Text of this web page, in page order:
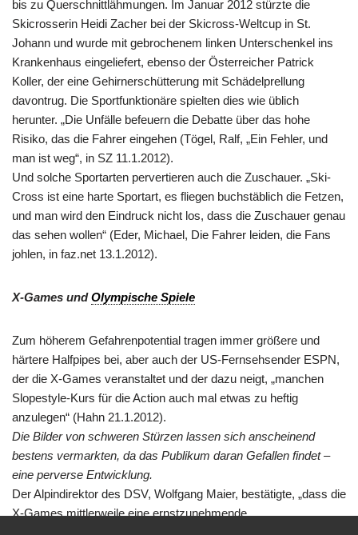
bis zu Querschnittlähmungen. Im Januar 2012 stürzte die
Skicrosserin Heidi Zacher bei der Skicross-Weltcup in St.
Johann und wurde mit gebrochenem linken Unterschenkel ins
Krankenhaus eingeliefert, ebenso der Österreicher Patrick
Koller, der eine Gehirnerschütterung mit Schädelprellung
davontrug. Die Sportfunktionäre spielten dies wie üblich
herunter. „Die Unfälle befeuern die Debatte über das hohe
Risiko, das die Fahrer eingehen (Tögel, Ralf, „Ein Fehler, und
man ist weg“, in SZ 11.1.2012).
Und solche Sportarten pervertieren auch die Zuschauer. „Ski-
Cross ist eine harte Sportart, es fliegen buchstäblich die Fetzen,
und man wird den Eindruck nicht los, dass die Zuschauer genau
das sehen wollen“ (Eder, Michael, Die Fahrer leiden, die Fans
johlen, in faz.net 13.1.2012).
X-Games undOlympische Spiele
Zum höherem Gefahrenpotential tragen immer größere und
härtere Halfpipes bei, aber auch der US-Fernsehsender ESPN,
der die X-Games veranstaltet und der dazu neigt, „manchen
Slopestyle-Kurs für die Action auch mal etwas zu heftig
anzulegen“ (Hahn 21.1.2012).
Die Bilder von schweren Stürzen lassen sich anscheinend
bestens vermarkten, da das Publikum daran Gefallen findet –
eine perverse Entwicklung.
Der Alpindirektor des DSV, Wolfgang Maier, bestätigte, „dass die
X-Games mittlerweile eine ernstzunehmende